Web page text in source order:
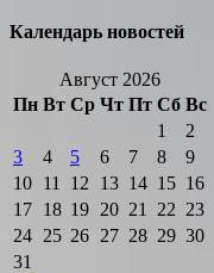
Календарь новостей
Август 2026
Пн Вт Ср Чт Пт Сб Вс
1
2
3
4 5 6 7 8
9
10 11 12 13 14 15 16
17 18 19 20 21 22 23
24 25 26 27 28 29 30
31